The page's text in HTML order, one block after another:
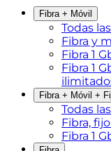
Fibra + Móvil
Todas
Fibra y
Fibra 1
Fibra 1
Fibra + Móvil +
Todas
Fibra,
Fibra 1